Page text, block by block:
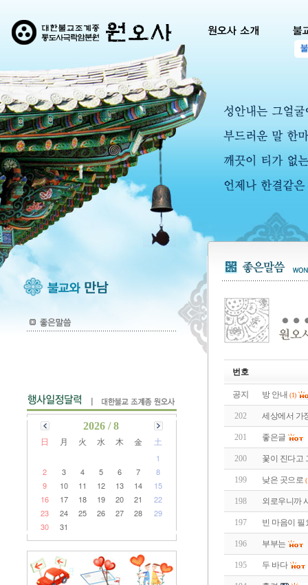
2026 / 8
日 月 火 水 木 金 土
1
2
3 4 5 6 7
8
9
10 11 12 13 14
15
16
17 18 19 20 21
22
23
24 25 26 27 28
29
30
31
번호
공지 방 안내 (1)
202 세상에서 가
201 좋은글
200 꽃이 진다고
199 낮은 곳으로
198 외로우니까
197 빈 마음이 필
196 부부는
195 두 바다